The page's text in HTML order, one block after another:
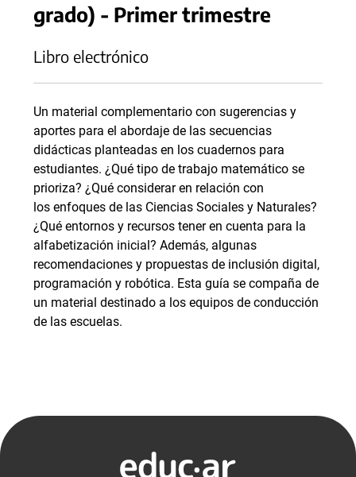
grado) - Primer trimestre
Libro electrónico
Un material complementario con sugerencias y
aportes para el abordaje de las secuencias
didácticas planteadas en los cuadernos para
estudiantes. ¿Qué tipo de trabajo matemático se
prioriza? ¿Qué considerar en relación con
los enfoques de las Ciencias Sociales y Naturales?
¿Qué entornos y recursos tener en cuenta para la
alfabetización inicial? Además, algunas
recomendaciones y propuestas de inclusión digital,
programación y robótica. Esta guía se compaña de
un material destinado a los equipos de conducción
de las escuelas.